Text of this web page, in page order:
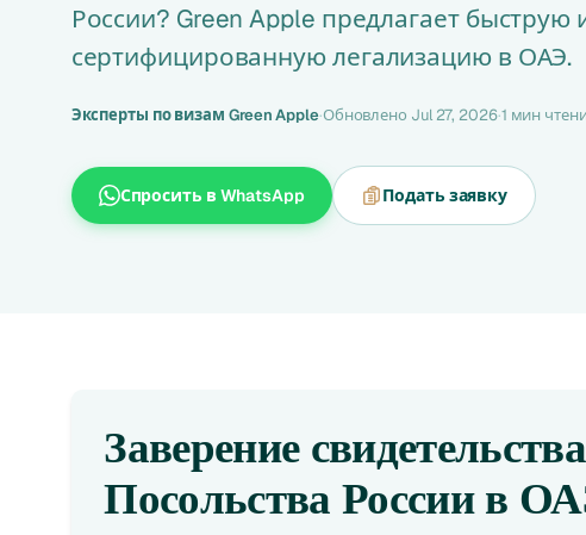
России? Green Apple предлагает быструю
сертифицированную легализацию в ОАЭ.
Эксперты по визам Green Apple·Обновлено Jul 27, 2026·1 мин
Спросить в WhatsApp Подать заявку
Заверение
Посольства России в